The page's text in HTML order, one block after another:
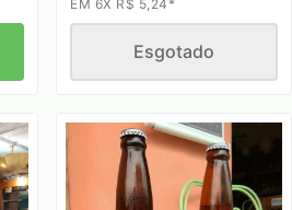
EM 6X R$ 5,24*
Esgotado